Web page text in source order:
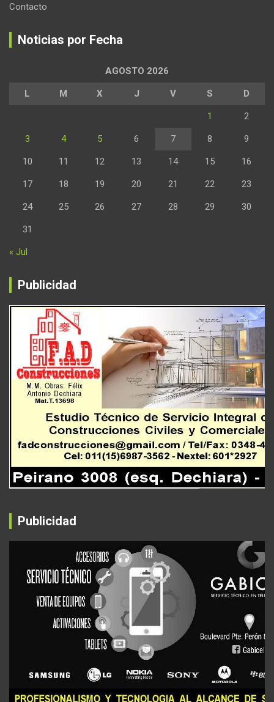
Contacto
Noticias por Fecha
AGOSTO 2026
L M X J V S D
1 2
3 4 5 6 7 8 9
10 11 12 13 14 15 16
17 18 19 20 21 22 23
24 25 26 27 28 29 30
31
« Jul
Publicidad
Publicidad